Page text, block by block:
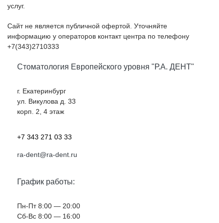
услуг.
Сайт не является публичной офертой. Уточняйте
информацию у операторов контакт центра по телефону
+7(343)2710333
Стоматология Европейского уровня "Р.А. ДЕНТ"
г. Екатеринбург
ул. Викулова д. 33
корп. 2, 4 этаж
+7 343 271 03 33
ra-dent@ra-dent.ru
График работы:
Пн-Пт 8:00 — 20:00
Cб-Вс 8:00 — 16:00